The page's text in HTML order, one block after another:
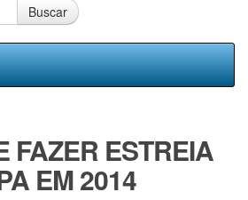
Buscar
FAZER ESTREIA
EM 2014